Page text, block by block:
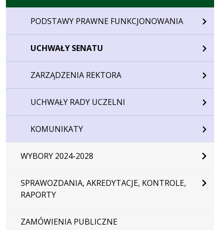
PODSTAWY PRAWNE FUNKCJONOWANIA
UCHWAŁY SENATU
ZARZĄDZENIA REKTORA
UCHWAŁY RADY UCZELNI
KOMUNIKATY
WYBORY 2024-2028
SPRAWOZDANIA, AKREDYTACJE, KONTROLE,
RAPORTY
ZAMÓWIENIA PUBLICZNE